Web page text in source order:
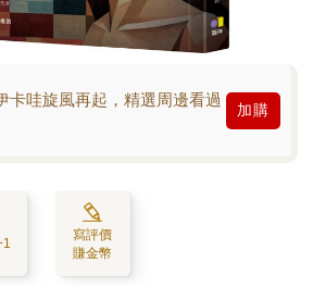
卡哇旋風再起，精選周邊看過
加購
寫評價
賺金幣